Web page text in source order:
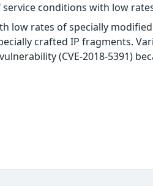
conditions with low
low rates of specially
crafted IP fragments.
(CVE-2018-5391)